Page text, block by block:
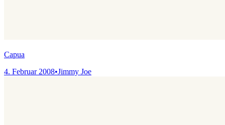
Capua
4. Februar 2008•Jimmy Joe